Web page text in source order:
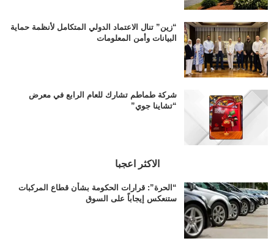
“زين” تنال الاعتماد الدولي المتكامل لأنظمة حماية
البيانات وأمن المعلومات
شركة طماطم تشارك للعام الرابع في معرض
“تشاينا جوي”
الاكثر اعجبا
“الحرة”: قرارات الحكومة بشأن قطاع المركبات
ستنعكس إيجاباً على السوق